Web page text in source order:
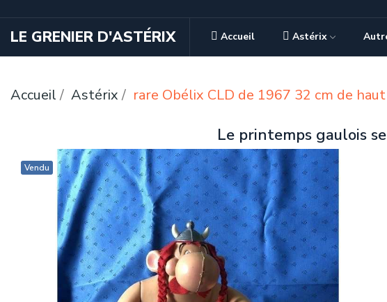
LE GRENIER D'ASTÉRIX Accueil Astérix
Accueil Astérix rare Obélix CLD de 1967 32 cm de
Le printemps gaulois
Vendu